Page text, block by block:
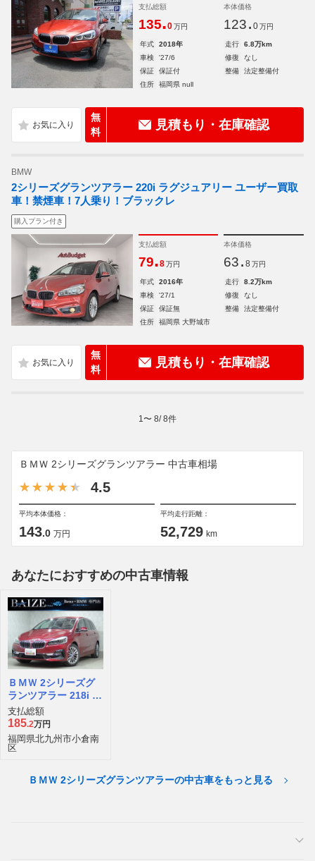
支払総額
135.0 万円
本体価格
123. 0 万円
年式 2018年 走行
6.8万km
車検
'27/6 修復
なし
保証
保証付 整備
法定整備付
住所
福岡県 null
無
料
見積もり・在庫確認
BMW
2シリーズグランツアラー 220i ラグジュアリー ユーザー買取
車！禁煙車！7人乗り！ブラックレ
購入プラン付き
支払総額
79.8 万円
本体価格
63. 8 万円
年式 2016年 走行
8.2万km
車検
'27/1 修復
なし
保証
保証無 整備
法定整備付
住所
福岡県 大野城市
無
料
見積もり・在庫確認
1 〜 8/8件
ＢＭＷ 2シリーズグランツアラー 中古車相場
4.5
平均本体価格：
143.0 万円
平均走行距離：
52,729 km
あなたにおすすめの中古車情報
ＢＭＷ 2シリーズグ
ランツアラー 218i ラ
グジュアリー DCT
支払総額
185.2万円
福岡県北九州市小倉南
区
ＢＭＷ 2シリーズグランツアラーの中古車をもっと見る